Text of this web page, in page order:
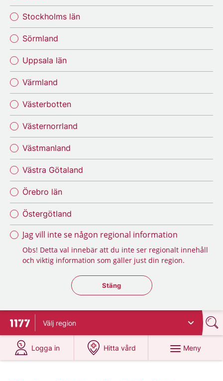
Stockholms län
Sörmland
Uppsala län
Värmland
Västerbotten
Västernorrland
Västmanland
Västra Götaland
Örebro län
Östergötland
Jag vill inte se någon regional information
Obs! Detta val innebär att du inte ser regionalt innehåll
och viktig information som gäller just din region.
Stäng regionsväljaren
Stäng
Till startsidan för 1177
Välj region
Logga in
på 1177.se
Hitta vård
på 1177.se
Meny